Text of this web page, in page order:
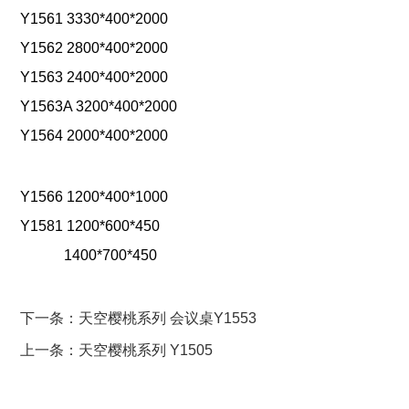
Y1561 3330*400*2000
Y1562 2800*400*2000
Y1563 2400*400*2000
Y1563A 3200*400*2000
Y1564 2000*400*2000
Y1566 1200*400*1000
Y1581 1200*600*450
1400*700*450
下一条：天空樱桃系列 会议桌Y1553
上一条：天空樱桃系列 Y1505